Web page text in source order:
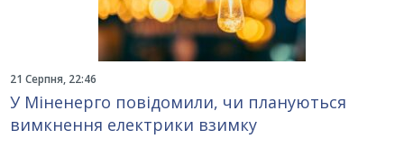
21 Серпня, 22:46
У Міненерго повідомили, чи плануються
вимкнення електрики взимку